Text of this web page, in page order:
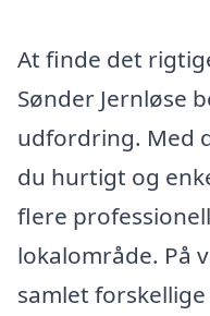
At finde det
Sønder Jernløse
udfordring. Med
du hurtigt og
flere
lokalområde. På
samlet